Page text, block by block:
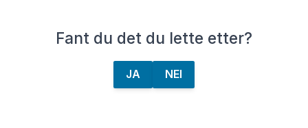
Fant du det du lette etter?
JA NEI